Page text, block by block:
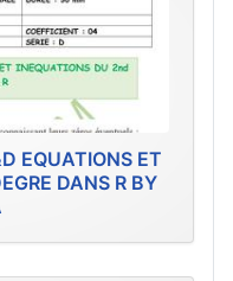
EQUATIONS ET
DANS R BY